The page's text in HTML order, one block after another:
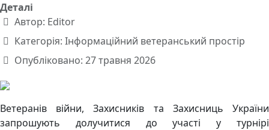
Деталі
Автор: Editor
Категорія: Інформаційний ветеранський простір
Опубліковано: 27 травня 2026
Ветеранів війни, Захисників та Захисниць України
запрошують долучитися до участі у турнірі